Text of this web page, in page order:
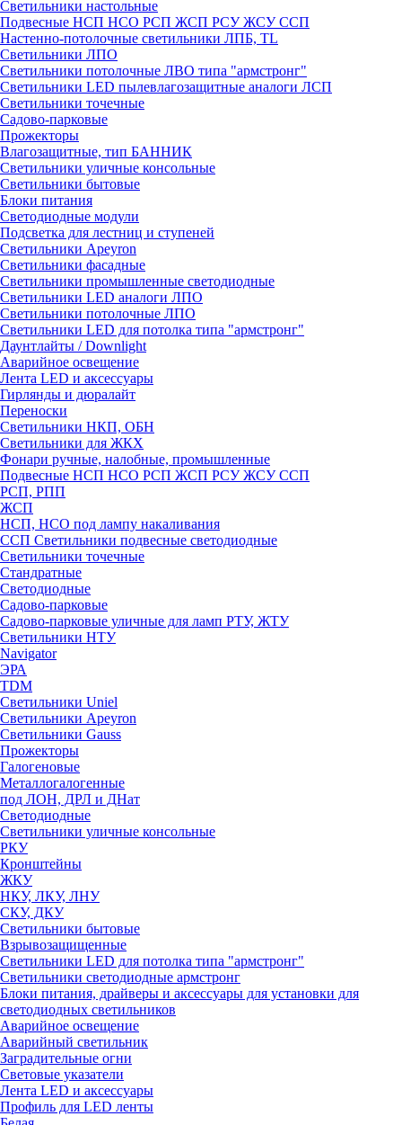
Светильники настольные
Подвесные НСП НСО РСП ЖСП РСУ ЖСУ ССП
Настенно-потолочные светильники ЛПБ, TL
Светильники ЛПО
Светильники потолочные ЛВО типа "армстронг"
Светильники LED пылевлагозащитные аналоги ЛСП
Светильники точечные
Садово-парковые
Прожекторы
Влагозащитные, тип БАННИК
Светильники уличные консольные
Светильники бытовые
Блоки питания
Светодиодные модули
Подсветка для лестниц и ступеней
Светильники Apeyron
Светильники фасадные
Светильники промышленные светодиодные
Светильники LED аналоги ЛПО
Светильники потолочные ЛПО
Светильники LED для потолка типа "армстронг"
Даунтлайты / Downlight
Аварийное освещение
Лента LED и аксессуары
Гирлянды и дюралайт
Переноски
Светильники НКП, ОБН
Светильники для ЖКХ
Фонари ручные, налобные, промышленные
Подвесные НСП НСО РСП ЖСП РСУ ЖСУ ССП
РСП, РПП
ЖСП
НСП, НСО под лампу накаливания
ССП Светильники подвесные светодиодные
Светильники точечные
Стандратные
Светодиодные
Садово-парковые
Садово-парковые уличные для ламп РТУ, ЖТУ
Светильники НТУ
Navigator
ЭРА
TDM
Светильники Uniel
Светильники Apeyron
Светильники Gauss
Прожекторы
Галогеновые
Металлогалогенные
под ЛОН, ДРЛ и ДНат
Светодиодные
Светильники уличные консольные
РКУ
Кронштейны
ЖКУ
НКУ, ЛКУ, ЛНУ
СКУ, ДКУ
Светильники бытовые
Взрывозащищенные
Светильники LED для потолка типа "армстронг"
Светильники светодиодные армстронг
Блоки питания, драйверы и аксессуары для установки для
светодиодных светильников
Аварийное освещение
Аварийный светильник
Заградительные огни
Световые указатели
Лента LED и аксессуары
Профиль для LED ленты